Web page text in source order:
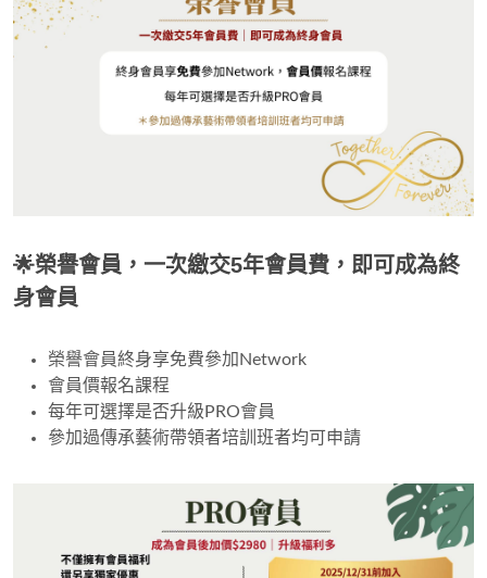
🌟榮譽會員，一次繳交5年會員費，即可成為終
身會員
榮譽會員終身享免費參加Network
會員價報名課程
每年可選擇是否升級PRO會員
參加過傳承藝術帶領者培訓班者均可申請